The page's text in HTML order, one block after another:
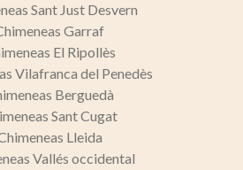
Sant Just Desvern
Garraf
El Ripollès
Vilafranca del Penedès
Berguedà
Sant Cugat
Lleida
Vallés occidental